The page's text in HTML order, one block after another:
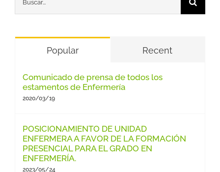
Popular Recent
Comunicado de prensa de todos los
estamentos de Enfermería
2020/03/19
POSICIONAMIENTO DE UNIDAD
ENFERMERA A FAVOR DE LA FORMACIÓN
PRESENCIAL PARA EL GRADO EN
ENFERMERÍA.
2023/05/24